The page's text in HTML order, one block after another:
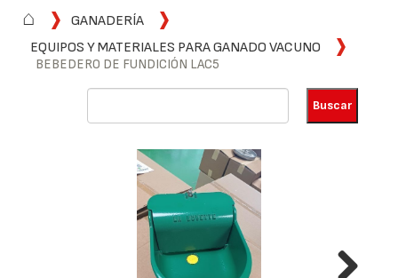
⌂
GANADERÍA
EQUIPOS Y MATERIALES PARA GANADO VACUNO
BEBEDERO DE FUNDICIÓN LAC5